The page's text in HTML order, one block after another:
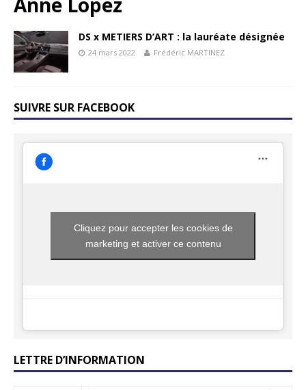
DS x METIERS D’ART : la lauréate désignée
24 mars 2022 Frédéric MARTINEZ
SUIVRE SUR FACEBOOK
Cliquez pour accepter les cookies de
marketing et activer ce contenu
LETTRE D’INFORMATION